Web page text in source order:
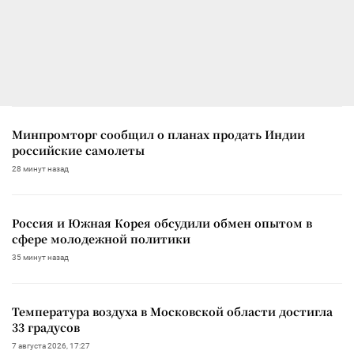
Минпромторг сообщил о планах продать Индии
российские самолеты
28 минут назад
Россия и Южная Корея обсудили обмен опытом в
сфере молодежной политики
35 минут назад
Температура воздуха в Московской области достигла
33 градусов
7 августа 2026, 17:27